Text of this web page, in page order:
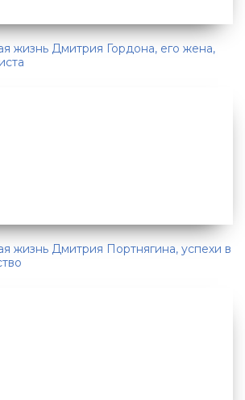
жизнь Дмитрия Гордона, его жена,
жизнь Дмитрия Портнягина, успехи в